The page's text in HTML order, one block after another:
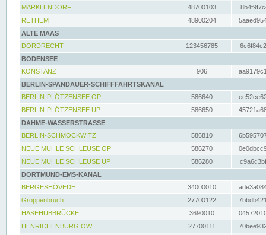
MARKLENDORF
48700103
RETHEM
48900204
ALTE MAAS
DORDRECHT
123456785
BODENSEE
KONSTANZ
906
BERLIN-SPANDAUER-SCHIFFFAHRTSKANAL
BERLIN-PLÖTZENSEE OP
586640
BERLIN-PLÖTZENSEE UP
586650
DAHME-WASSERSTRASSE
BERLIN-SCHMÖCKWITZ
586810
NEUE MÜHLE SCHLEUSE OP
586270
NEUE MÜHLE SCHLEUSE UP
586280
DORTMUND-EMS-KANAL
BERGESHÖVEDE
34000010
Groppenbruch
27700122
HASEHUBBRÜCKE
3690010
HENRICHENBURG OW
27700111